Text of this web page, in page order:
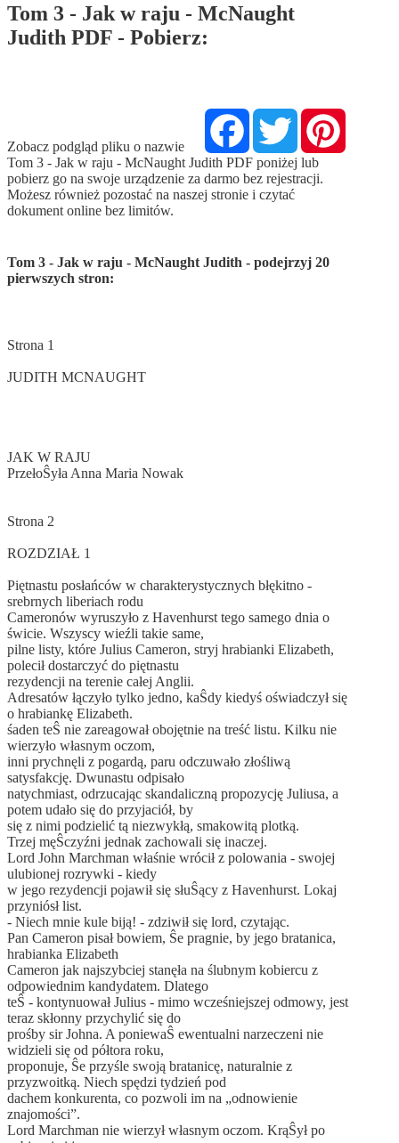
Tom 3 - Jak w raju - McNaught
Judith PDF - Pobierz:
FacebookTwitter Pinterest
Zobacz podgląd pliku o nazwie
Tom 3 - Jak w raju - McNaught Judith PDF poniżej lub
pobierz go na swoje urządzenie za darmo bez rejestracji.
Możesz również pozostać na naszej stronie i czytać
dokument online bez limitów.
Tom 3 - Jak w raju - McNaught Judith - podejrzyj 20
pierwszych stron: